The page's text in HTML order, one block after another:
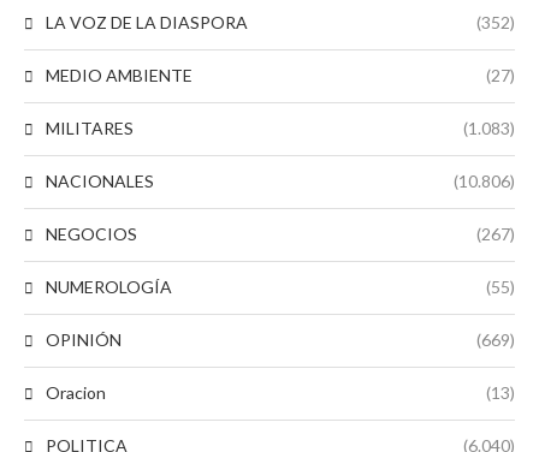
LA VOZ DE LA DIASPORA (352)
MEDIO AMBIENTE (27)
MILITARES (1.083)
NACIONALES (10.806)
NEGOCIOS (267)
NUMEROLOGÍA (55)
OPINIÓN (669)
Oracion (13)
POLITICA (6.040)